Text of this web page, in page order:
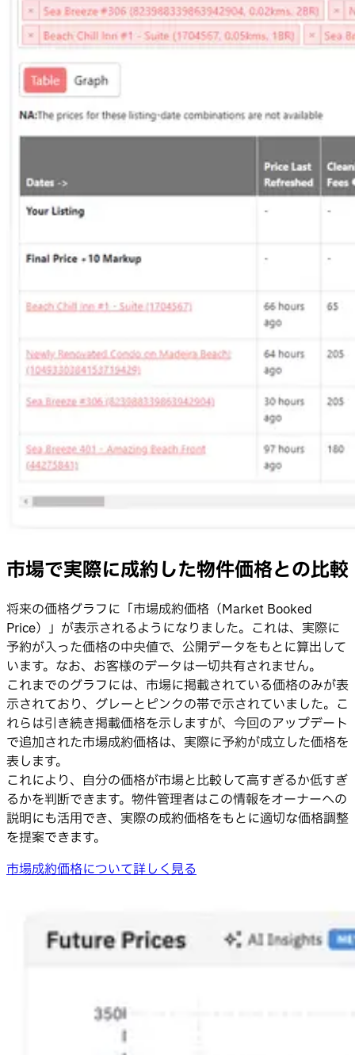
市場で実際に成約した物件価格との比較
将来の価格グラフに「市場成約価格（Market Booked
Price）」が表示されるようになりました。これは、実際に
予約が入った価格の中央値で、公開データをもとに算出して
います。なお、お客様のデータは一切共有されません。
これまでのグラフには、市場に掲載されている価格のみが表
示されており、グレーとピンクの帯で示されていました。こ
れらは引き続き掲載価格を示しますが、今回のアップデート
で追加された市場成約価格は、実際に予約が成立した価格を
表します。
これにより、自分の価格が市場と比較して高すぎるか低すぎ
るかを判断できます。物件管理者はこの情報をオーナーへの
説明にも活用でき、実際の成約価格をもとに適切な価格調整
を提案できます。
市場成約価格について詳しく見る